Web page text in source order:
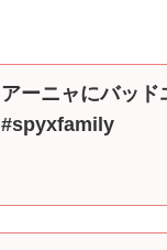
アーニャにバッ
#spyxfamily